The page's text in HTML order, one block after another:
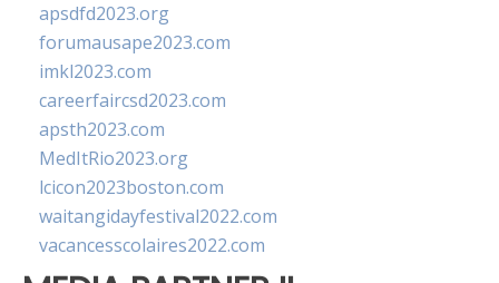
apsdfd2023.org
forumausape2023.com
imkl2023.com
careerfaircsd2023.com
apsth2023.com
MedItRio2023.org
lcicon2023boston.com
waitangidayfestival2022.com
vacancesscolaires2022.com